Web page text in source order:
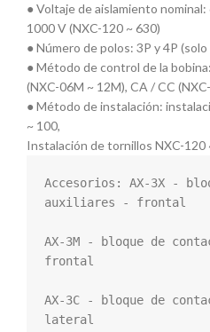
● Voltaje de aislamiento
1000 V (NXC-120 ~ 630)
● Número de polos: 3P y 4P
● Método de control de la
(NXC-06M ~ 12M), CA / CC
● Método de instalación:
~ 100,
Instalación de tornillos NXC-120
Accesorios: AX-3X -
auxiliares - frontal
AX-3M - bloque de
frontal
AX-3C - bloque de
lateral